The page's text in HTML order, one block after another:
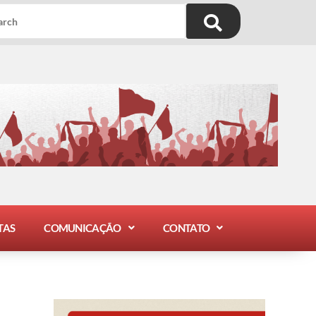
COMUNICAÇÃO CONTATO